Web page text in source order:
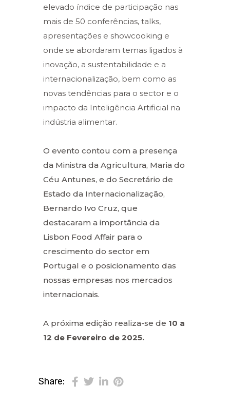
elevado índice de participação nas
mais de 50 conferências, talks,
apresentações e showcooking e
onde se abordaram temas ligados à
inovação, a sustentabilidade e a
internacionalização, bem como as
novas tendências para o sector e o
impacto da Inteligência Artificial na
indústria alimentar.
O evento contou com a presença
da Ministra da Agricultura, Maria do
Céu Antunes, e do Secretário de
Estado da Internacionalização,
Bernardo Ivo Cruz, que
destacaram a importância da
Lisbon Food Affair para o
crescimento do sector em
Portugal e o posicionamento das
nossas empresas nos mercados
internacionais.
A próxima edição realiza-se de 10 a
12 de Fevereiro de 2025.
Share: